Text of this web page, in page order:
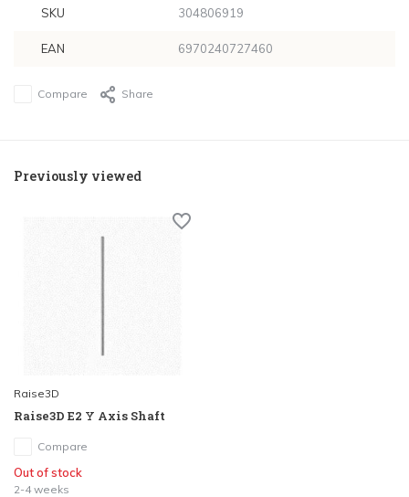
SKU 304806919
EAN 6970240727460
Compare Share
Previously viewed
Raise3D
Raise3D E2 Y Axis Shaft
Compare
Out of stock
2-4 weeks